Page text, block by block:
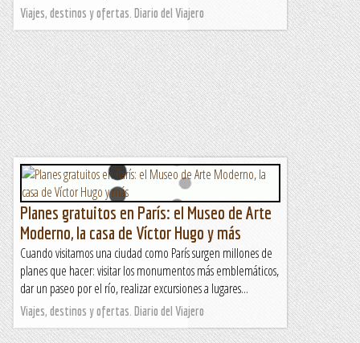
Viajes, destinos y ofertas. Diario del Viajero
Planes gratuitos en París: el Museo de Arte
Moderno, la casa de Víctor Hugo y más
Cuando visitamos una ciudad como París surgen millones de
planes que hacer: visitar los monumentos más emblemáticos,
dar un paseo por el río, realizar excursiones a lugares...
Viajes, destinos y ofertas. Diario del Viajero